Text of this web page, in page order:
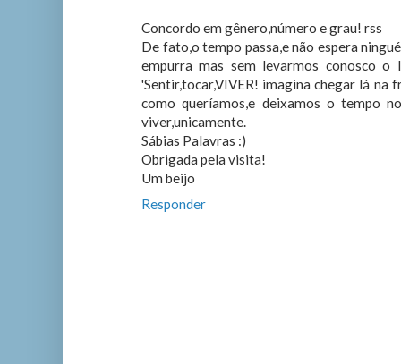
Concordo em gênero,número e grau! rss
De fato,o tempo passa,e não espera
empurra mas sem levarmos conosco
'Sentir,tocar,VIVER! imagina chegar lá na
como queríamos,e deixamos o tempo
viver,unicamente.
Sábias Palavras :)
Obrigada pela visita!
Um beijo
Responder